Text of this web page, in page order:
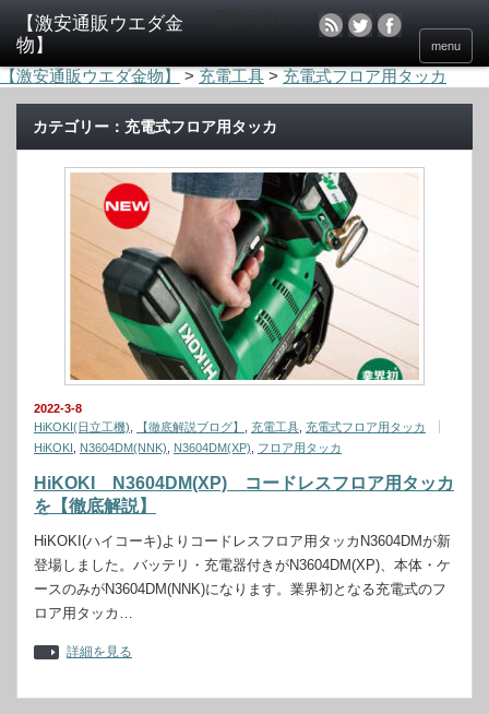
電動工具のウエダ金物
menu
【激安通販ウエダ金物】 > 充電工具 > 充電式フロア用タッカ
カテゴリー：充電式フロア用タッカ
2022-3-8
HiKOKI(日立工機)
【徹底解説ブログ】 充電工具 充電式フロア用タッカ
HiKOKI
N3604DM(NNK) N3604DM(XP) フロア用タッカ
HiKOKI N3604DM(XP) コードレスフロア用タッカ
を【徹底解説】
HiKOKI(ハイコーキ)よりコードレスフロア用タッカN3604DMが新
登場しました。バッテリ・充電器付きがN3604DM(XP)、本体・ケ
ースのみがN3604DM(NNK)になります。業界初となる充電式のフ
ロア用タッカ…
詳細を見る